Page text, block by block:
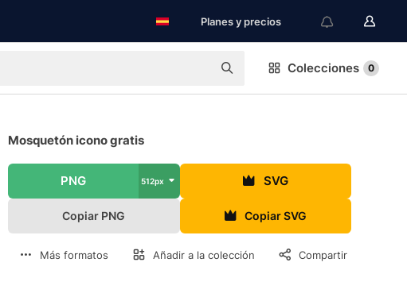
Planes y precios
Colecciones 0
Mosquetón icono gratis
PNG 512px SVG
Copiar PNG Copiar SVG
Más formatos Añadir a la colección Compartir